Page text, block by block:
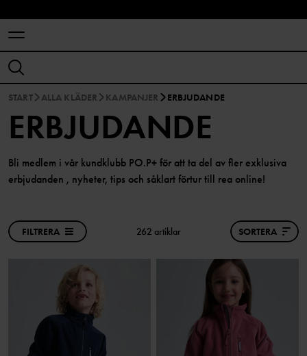
START ALLA KLÄDER KAMPANJER ERBJUDANDE
ERBJUDANDE
Bli medlem i vår kundklubb PO.P+ för att ta del av fler exklusiva
erbjudanden , nyheter, tips och såklart förtur till rea online!
FILTRERA 262 artiklar SORTERA